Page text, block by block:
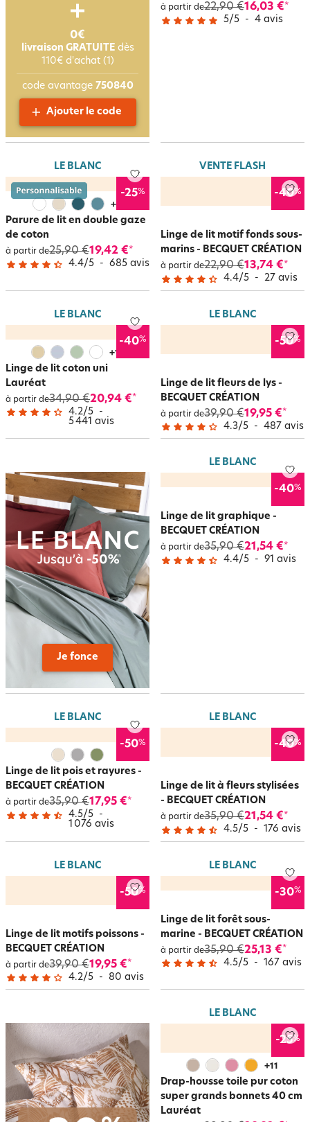
à partir de22,90 €16,03 €*
5/5 - 4 avis
LE BLANC
-25%
+
Parure de lit en double gaze
de coton
à partir de25,90 €19,42 €*
4.4/5 - 685 avis
VENTE FLASH
-40%
Linge de lit motif fonds sous-
marins - BECQUET CRÉATION
à partir de22,90 €13,74 €*
4.4/5 - 27 avis
LE BLANC
-40%
+15
Linge de lit coton uni
Lauréat
à partir de34,90 €20,94 €*
4.2/5 -
5 441 avis
LE BLANC
-50%
Linge de lit fleurs de lys -
BECQUET CRÉATION
à partir de39,90 €19,95 €*
4.3/5 - 487 avis
LE BLANC
-40%
Linge de lit graphique -
BECQUET CRÉATION
à partir de35,90 €21,54 €*
4.4/5 - 91 avis
LE BLANC
-50%
Linge de lit pois et rayures -
BECQUET CRÉATION
à partir de35,90 €17,95 €*
4.5/5 -
1 076 avis
LE BLANC
-40%
Linge de lit à fleurs stylisées
- BECQUET CRÉATION
à partir de35,90 €21,54 €*
4.5/5 - 176 avis
LE BLANC
-50%
Linge de lit motifs poissons -
BECQUET CRÉATION
à partir de39,90 €19,95 €*
4.2/5 - 80 avis
LE BLANC
-30%
Linge de lit forêt sous-
marine - BECQUET CRÉATION
à partir de35,90 €25,13 €*
4.5/5 - 167 avis
LE BLANC
-25%
+11
Drap-housse toile pur coton
super grands bonnets 40 cm
Lauréat
0€
livraison GRATUITEdès
110€ d'achat (1)
code avantage 750840
Ajouter le code
Je fonce